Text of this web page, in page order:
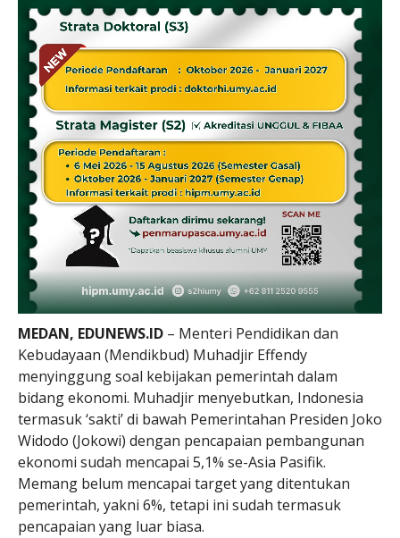
MEDAN, EDUNEWS.ID– Menteri Pendidikan dan
Kebudayaan (Mendikbud) Muhadjir Effendy
menyinggung soal kebijakan pemerintah dalam
bidang ekonomi. Muhadjir menyebutkan, Indonesia
termasuk ‘sakti’ di bawah Pemerintahan Presiden Joko
Widodo (Jokowi) dengan pencapaian pembangunan
ekonomi sudah mencapai 5,1% se-Asia Pasifik.
Memang belum mencapai target yang ditentukan
pemerintah, yakni 6%, tetapi ini sudah termasuk
pencapaian yang luar biasa.